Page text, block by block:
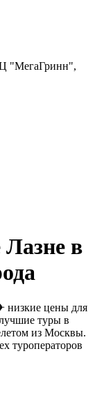
"МегаГринн",
в
низкие цены для
туры в
из Москвы.
туроператоров